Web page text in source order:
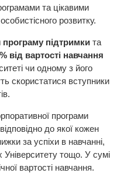
та цікавими
розвитку.
програму підтримки та
від вартості навчання
чи одному з його
скористатися вступники
програми
до якої кожен
за успіхи в навчанні,
Університету тощо. У сумі
вартості навчання.